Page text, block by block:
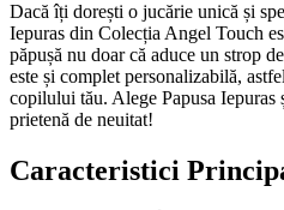
Dacă îți dorești o jucărie unică și
Iepuras din Colecția Angel Touch
păpușă nu doar că aduce un strop
este și complet personalizabilă,
copilului tău. Alege Papusa
prietenă de neuitat!
Caracteristici